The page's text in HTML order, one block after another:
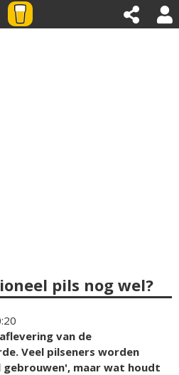
pils nog wel?
van de
Veel pilseners worden
maar wat houdt